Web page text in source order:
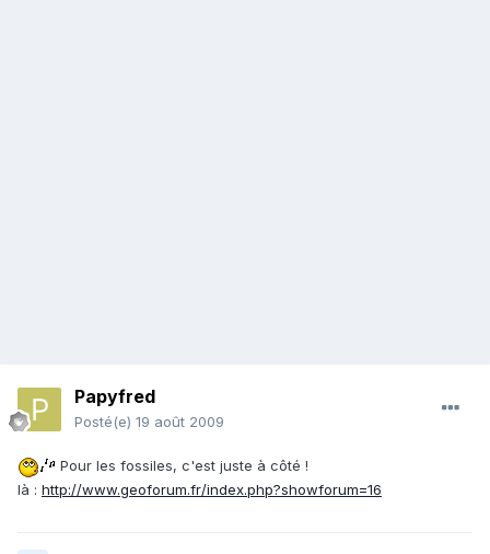
Papyfred
Posté(e) 19 août 2009
Pour les fossiles, c'est juste à côté !
là : http://www.geoforum.fr/index.php?showforum=16